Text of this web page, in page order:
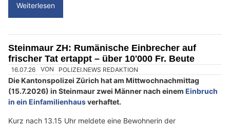
n
ä
h
l
e
n
S
i
e
06.06.26 VON POLIZEI.NEWS REDAKTION
Die Kantonspolizei Zürich hat am Freitag (05.06.2026) in
Urdorf einen Jugendlichen verhaftet, der in einen
Garagenbetrieb eingebrochen war.
Kurz vor 23 Uhr ging bei der Einsatzzentrale der Kantonspolizei
Zürich die Meldung ein, dass soeben ein Einbruch in einen